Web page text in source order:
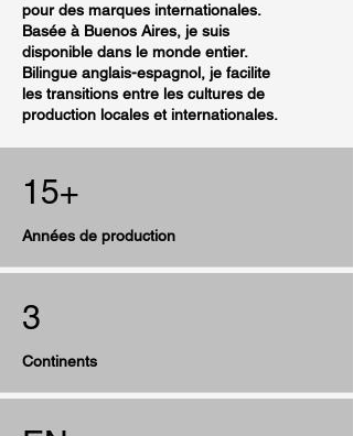
pour des marques internationales.
Basée à Buenos Aires, je suis
disponible dans le monde entier.
Bilingue anglais-espagnol, je facilite
les transitions entre les cultures de
production locales et internationales.
15+
Années de production
3
Continents